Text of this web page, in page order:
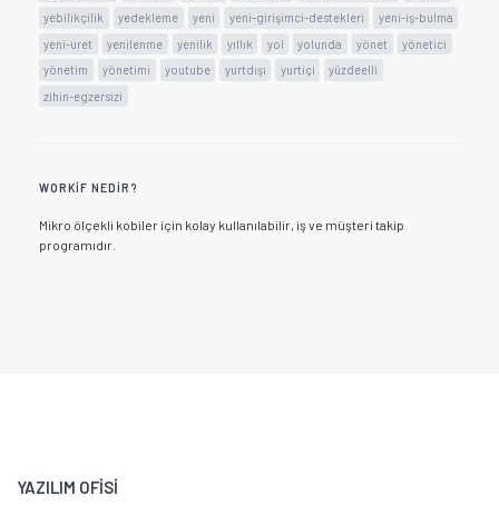
yebilikçilik
yedekleme yeni yeni-girişimci-destekleri
yeni-iş-bulma
yeni-uret
yenilenme yenilik yıllık yol yolunda yönet
yönetici
yönetim
yönetimi youtube yurtdışı yurtiçi
yüzdeelli
zihin-egzersizi
WORKIF NEDIR?
Mikro ölçekli kobiler için kolay kullanılabilir, iş ve müşteri takip
programıdır.
YAZILIM OFİSİ